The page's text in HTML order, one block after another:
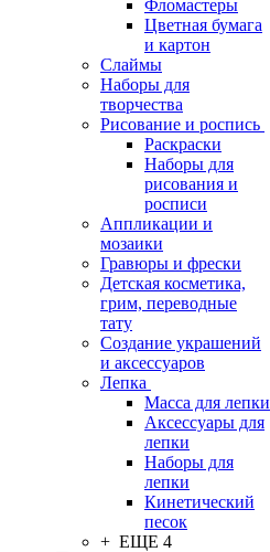
Фломастеры
Цветная бумага
и картон
Слаймы
Наборы для
творчества
Рисование и роспись
Раскраски
Наборы для
рисования и
росписи
Аппликации и
мозаики
Гравюры и фрески
Детская косметика,
грим, переводные
тату
Создание украшений
и аксессуаров
Лепка
Масса для лепки
Аксессуары для
лепки
Наборы для
лепки
Кинетический
песок
+ ЕЩЕ 4